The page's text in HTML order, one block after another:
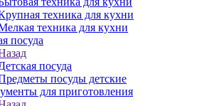
техника для кухни
техника для кухни
посуда
посуда
посуды детские
для приготовления